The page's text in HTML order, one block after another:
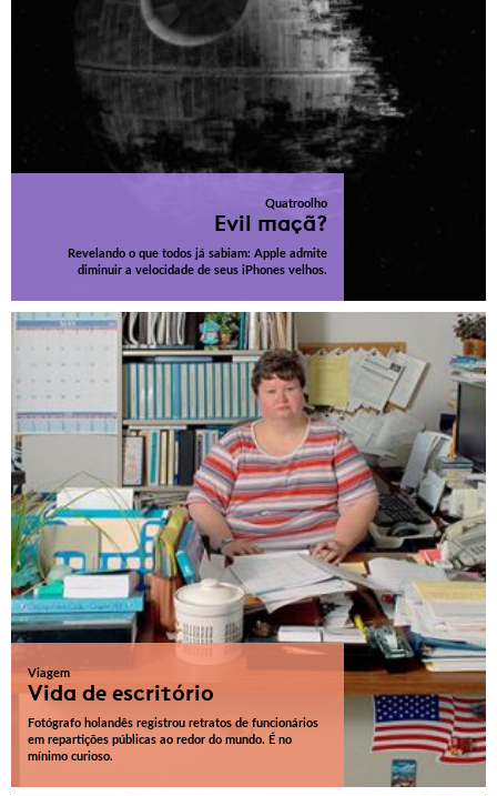
Quatroolho
Evil maçã?
Revelando o que todos já sabiam: Apple admite
diminuir a velocidade de seus iPhones velhos.
Viagem
Vida de escritório
Fotógrafo holandês registrou retratos de funcionários
em repartições públicas ao redor do mundo. É no
mínimo curioso.